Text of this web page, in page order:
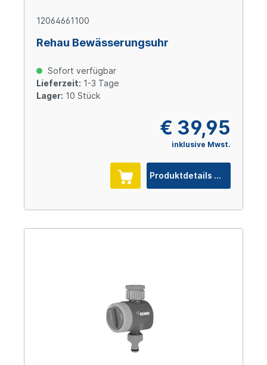
12064661100
Rehau Bewässerungsuhr
Sofort verfügbar
Lieferzeit: 1-3 Tage
Lager: 10 Stück
€ 39,95
inklusive Mwst.
Produktdetails